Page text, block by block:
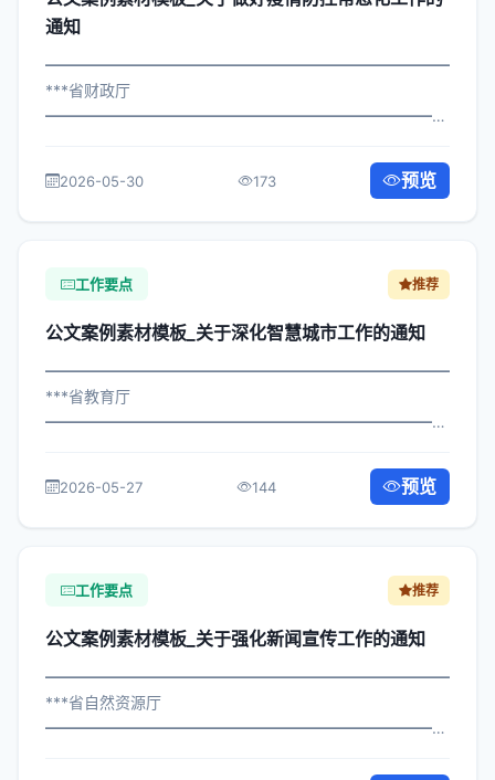
通知
***省财政厅
直属机构： 为深入贯彻落实习近平总书...
2026-05-30 173 预览
工作要点 推荐
公文案例素材模板_关于深化智慧城市工作的通知
***省教育厅
构： 为深入贯彻落实习近平总书记关于...
2026-05-27 144 预览
工作要点 推荐
公文案例素材模板_关于强化新闻宣传工作的通知
***省自然资源厅